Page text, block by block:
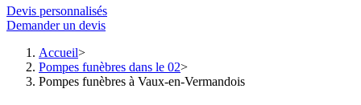
Devis personnalisés
Demander un devis
Accueil
Pompes funèbres dans le 02
Pompes funèbres à Vaux-en-Vermandois